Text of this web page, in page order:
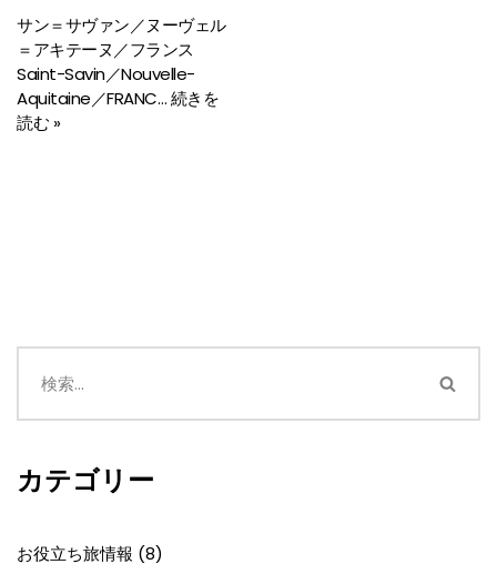
サン＝サヴァン／ヌーヴェル
＝アキテーヌ／フランス
Saint-Savin／Nouvelle-
Aquitaine／FRANC…続きを
読む »
カテゴリー
お役立ち旅情報 (8)